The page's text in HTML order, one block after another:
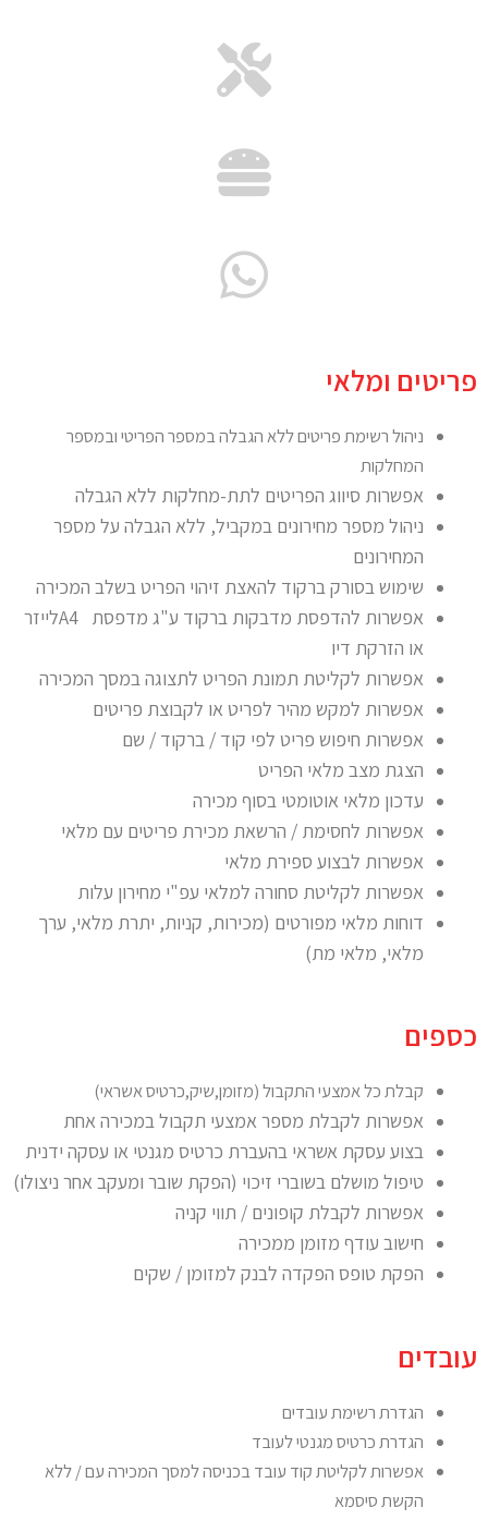
פריטים ומלאי
ניהול רשימת פריטים ללא הגבלה במספר הפריטי ובמספר
המחלקות
אפשרות סיווג הפריטים לתת-מחלקות ללא הגבלה
ניהול מספר מחירונים במקביל, ללא הגבלה על מספר
המחירונים
שימוש בסורק ברקוד להאצת זיהוי הפריט בשלב המכירה
אפשרות להדפסת מדבקות ברקוד ע"ג מדפסת A4לייזר
או הזרקת דיו
אפשרות לקליטת תמונת הפריט לתצוגה במסך המכירה
אפשרות למקש מהיר לפריט או לקבוצת פריטים
אפשרות חיפוש פריט לפי קוד / ברקוד / שם
הצגת מצב מלאי הפריט
עדכון מלאי אוטומטי בסוף מכירה
אפשרות לחסימת / הרשאת מכירת פריטים עם מלאי
אפשרות לבצוע ספירת מלאי
אפשרות לקליטת סחורה למלאי עפ"י מחירון עלות
דוחות מלאי מפורטים (מכירות, קניות, יתרת מלאי, ערך
מלאי, מלאי מת)
כספים
קבלת כל אמצעי התקבול (מזומן,שיק,כרטיס אשראי)
אפשרות לקבלת מספר אמצעי תקבול במכירה אחת
בצוע עסקת אשראי בהעברת כרטיס מגנטי או עסקה ידנית
טיפול מושלם בשוברי זיכוי (הפקת שובר ומעקב אחר ניצולו)
אפשרות לקבלת קופונים / תווי קניה
חישוב עודף מזומן ממכירה
הפקת טופס הפקדה לבנק למזומן / שקים
עובדים
הגדרת רשימת עובדים
הגדרת כרטיס מגנטי לעובד
אפשרות לקליטת קוד עובד בכניסה למסך המכירה עם / ללא
הקשת סיסמא